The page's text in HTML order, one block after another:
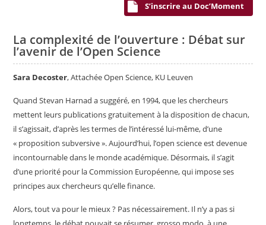
S’inscrire au Doc’Moment
La complexité de l’ouverture : Débat sur
l’avenir de l’Open Science
Sara Decoster, Attachée Open Science, KU Leuven
Quand Stevan Harnad a suggéré, en 1994, que les chercheurs
mettent leurs publications gratuitement à la disposition de chacun,
il s’agissait, d’après les termes de l’intéressé lui-même, d’une
« proposition subversive ». Aujourd’hui, l’open science est devenue
incontournable dans le monde académique. Désormais, il s’agit
d’une priorité pour la Commission Européenne, qui impose ses
principes aux chercheurs qu’elle finance.
Alors, tout va pour le mieux ? Pas nécessairement. Il n’y a pas si